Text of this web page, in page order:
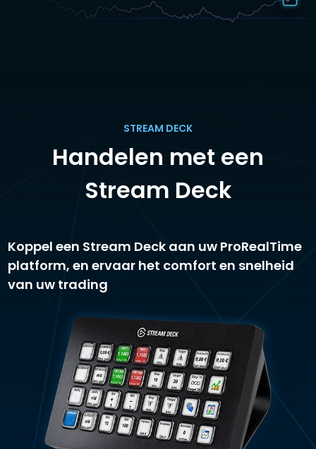
STREAM DECK
Handelen met een
Stream Deck
Koppel een Stream Deck aan uw ProRealTime
platform, en ervaar het comfort en snelheid
van uw trading